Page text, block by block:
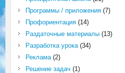
Программы / приложения(7)
Профориентация(14)
Раздаточные материалы(13)
Разработка урока(34)
Реклама(2)
Решение задач (1)